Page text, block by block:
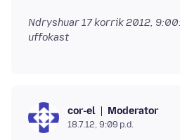
Ndryshuar17 korrik 2012,
uffokast
cor-el Moderator
18.7.12, 9:09 p.d.